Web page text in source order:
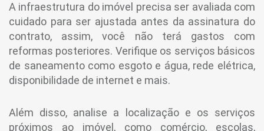
A infraestrutura do imóvel precisa ser avaliada com
cuidado para ser ajustada antes da assinatura do
contrato, assim, você não terá gastos com
reformas posteriores. Verifique os serviços básicos
de saneamento como esgoto e água, rede elétrica,
disponibilidade de internet e mais.
Além disso, analise a localização e os serviços
próximos ao imóvel, como comércio, escolas,